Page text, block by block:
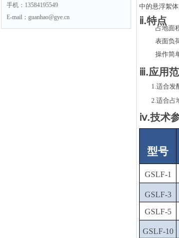
手机：13584195549
E-mail：guanhao@gye.cn
中的悬浮絮
ⅱ.特点
占地面
表面负
操作简
ⅲ.应用
1.适合发
2.适合占
ⅳ.技术
型号
GSLF-1
GSLF-3
GSLF-5
GSLF-10